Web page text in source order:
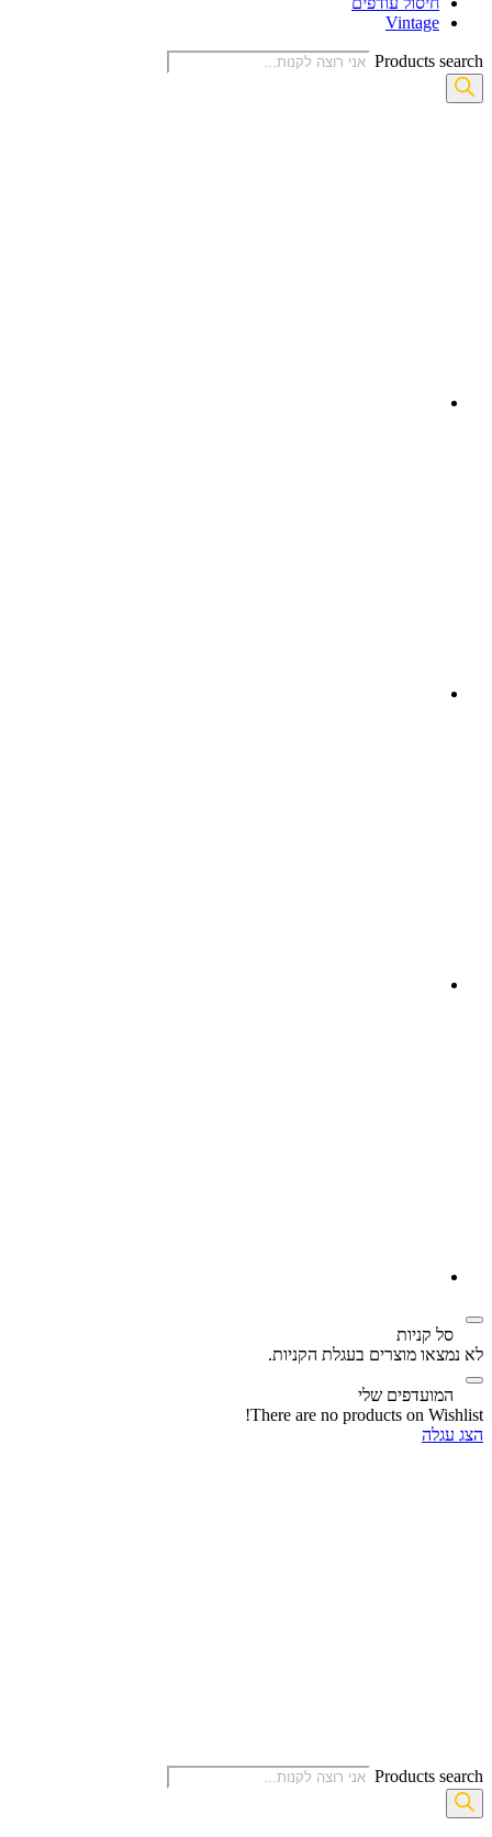
Vintage
Products search
סל קניות‬
לא נמצאו מוצרים בעגלת הקניות.
המועדפים שלי
There are no products on Wishlist!
הצג עגלה
Products search